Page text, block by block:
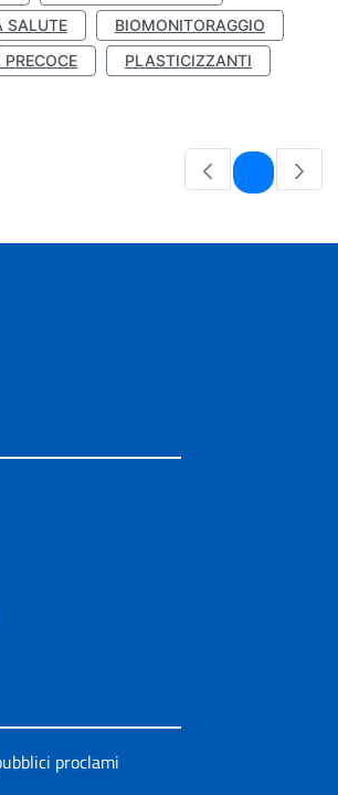
SALUTE
BIOMONITORAGGIO
PRECOCE
PLASTICIZZANTI
Pagina
proclami